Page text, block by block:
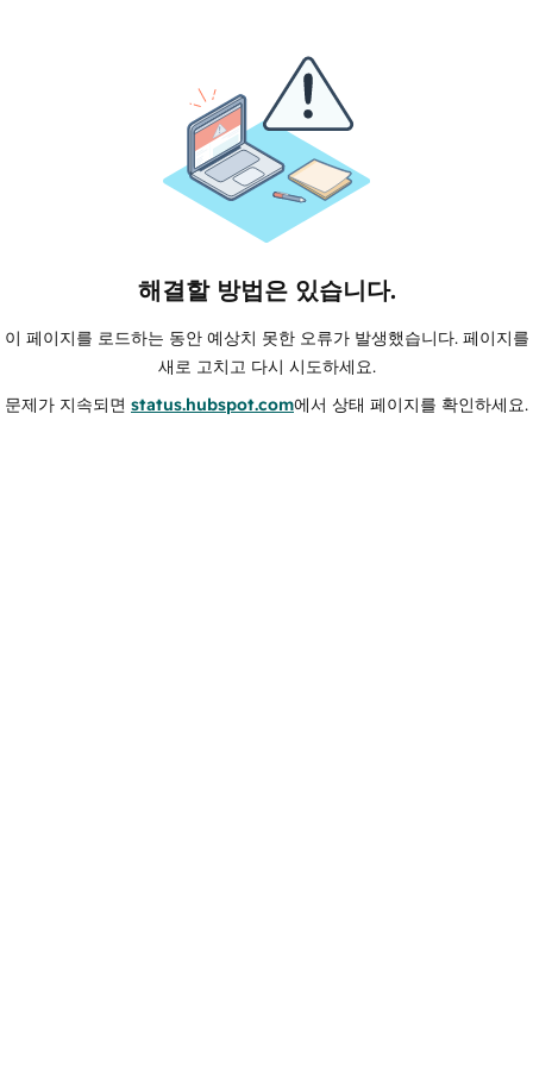
해결할 방법은 있습니다.
이 페이지를 로드하는 동안 예상치 못한 오류가 발생했습니다. 페이지를
새로 고치고 다시 시도하세요.
문제가 지속되면 status.hubspot.com에서 상태 페이지를 확인하세요.